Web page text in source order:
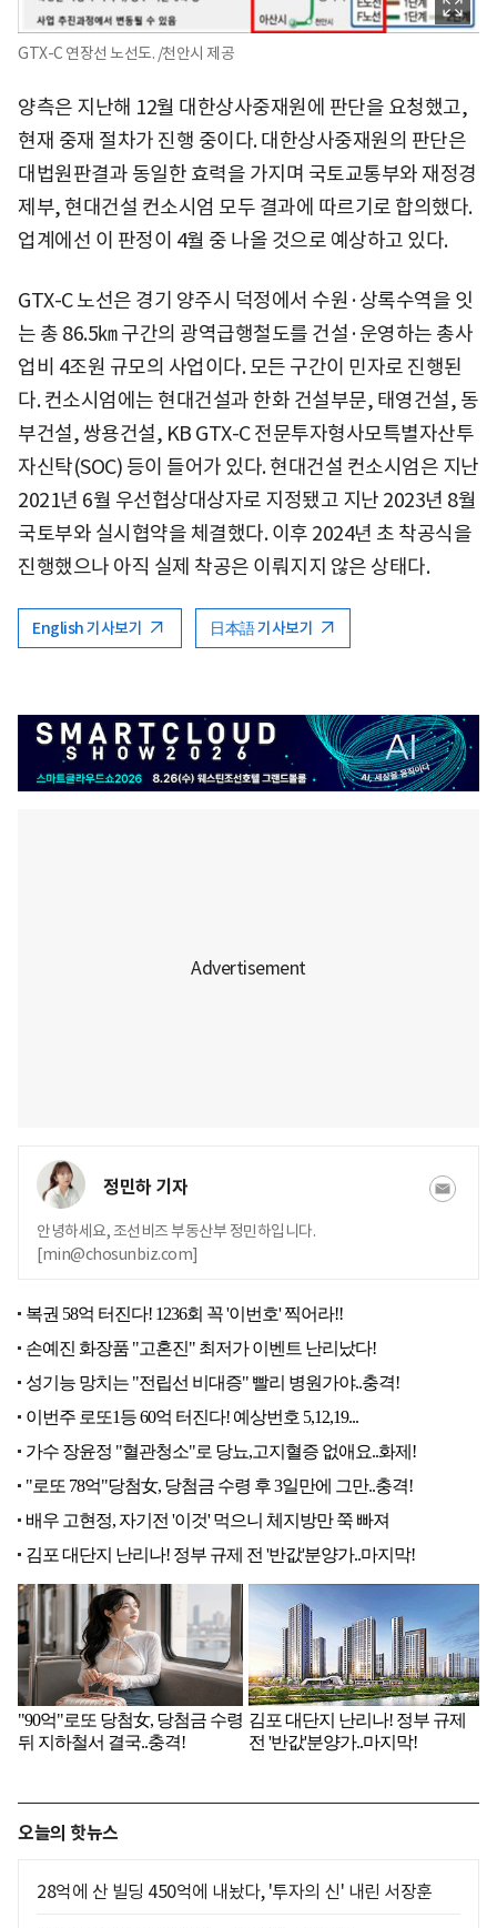
GTX-C 연장선 노선도. /천안시 제공
양측은 지난해 12월 대한상사중재원에 판단을 요청했고,
현재 중재 절차가 진행 중이다. 대한상사중재원의 판단은
대법원판결과 동일한 효력을 가지며 국토교통부와 재정경
제부, 현대건설 컨소시엄 모두 결과에 따르기로 합의했다.
업계에선 이 판정이 4월 중 나올 것으로 예상하고 있다.
GTX-C 노선은 경기 양주시 덕정에서 수원·상록수역을 잇
는 총 86.5㎞ 구간의 광역급행철도를 건설·운영하는 총사
업비 4조원 규모의 사업이다. 모든 구간이 민자로 진행된
다. 컨소시엄에는 현대건설과 한화 건설부문, 태영건설, 동
부건설, 쌍용건설, KB GTX-C 전문투자형사모특별자산투
자신탁(SOC) 등이 들어가 있다. 현대건설 컨소시엄은 지난
2021년 6월 우선협상대상자로 지정됐고 지난 2023년 8월
국토부와 실시협약을 체결했다. 이후 2024년 초 착공식을
진행했으나 아직 실제 착공은 이뤄지지 않은 상태다.
English 기사보기 日本語 기사보기
정민하 기자
안녕하세요, 조선비즈 부동산부 정민하입니다.
[min@chosunbiz.com]
오늘의 핫뉴스
28억에 산 빌딩 450억에 내놨다, '투자의 신' 내린 서장훈